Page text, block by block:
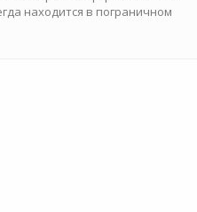
находится в пограничном